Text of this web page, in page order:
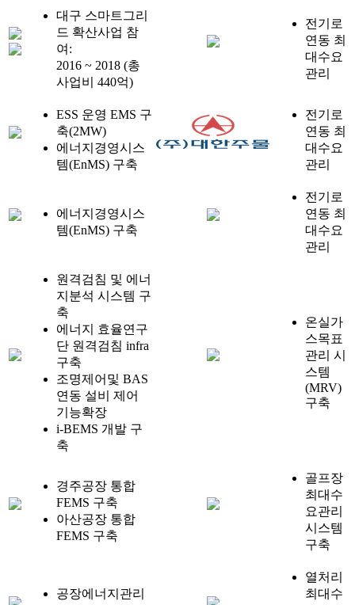
대구 스마트그리
드 확산사업 참
여:
2016 ~ 2018 (총
사업비 440억)
전기로
연동 최
대수요
관리
ESS 운영 EMS 구
축(2MW)
에너지경영시스
템(EnMS) 구축
전기로
연동 최
대수요
관리
에너지경영시스
템(EnMS) 구축
전기로
연동 최
대수요
관리
원격검침 및 에너
지분석 시스템 구
축
에너지 효율연구
단 원격검침 infra
구축
조명제어및 BAS
연동 설비 제어
기능확장
i-BEMS 개발 구
축
온실가
스목표
관리 시
스템
(MRV)
구축
경주공장 통합
FEMS 구축
아산공장 통합
FEMS 구축
골프장
최대수
요관리
시스템
구축
공장에너지관리
열처리
최대수